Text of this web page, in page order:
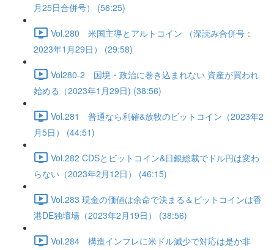
月25日合併号） (56:25)
Vol.280 米国主導とアルトコイン （深読み合併号：
2023年1月29日） (29:58)
Vol280-2 国境・政治に巻き込まれない 資産が買われ
始める（2023年1月29日) (38:56)
Vol.281 普通なら利確&放牧のビットコイン（2023年2
月5日） (44:51)
Vol.282 CDSとビットコイン&日銀総裁でドル円は変わ
らない（2023年2月12日） (46:15)
Vol.283 現金の価値は余命で決まる＆ビットコインは香
港DE独壇場（2023年2月19日） (38:56)
Vol.284 構造インフレに米ドル減少で対応は是か非